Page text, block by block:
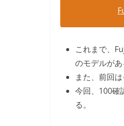
これまで、
のモデルがあ
また、前回
今回、100確
る。